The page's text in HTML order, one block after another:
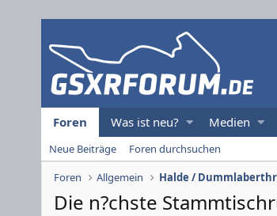
Foren Was ist neu? Medien
Neue Beiträge
Foren durchsuchen
Foren
Allgemein Halde /
Die n?chste